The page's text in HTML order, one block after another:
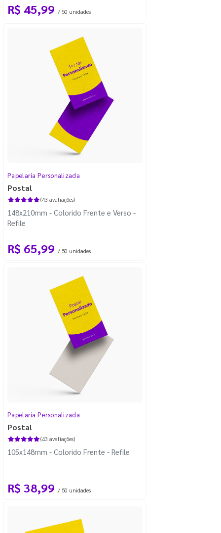
R$ 45,99 / 50 unidades
Papelaria Personalizada
Postal
(43 avaliações)
148x210mm - Colorido Frente e Verso -
Refile
R$ 65,99 / 50 unidades
Papelaria Personalizada
Postal
(43 avaliações)
105x148mm - Colorido Frente - Refile
R$ 38,99 / 50 unidades